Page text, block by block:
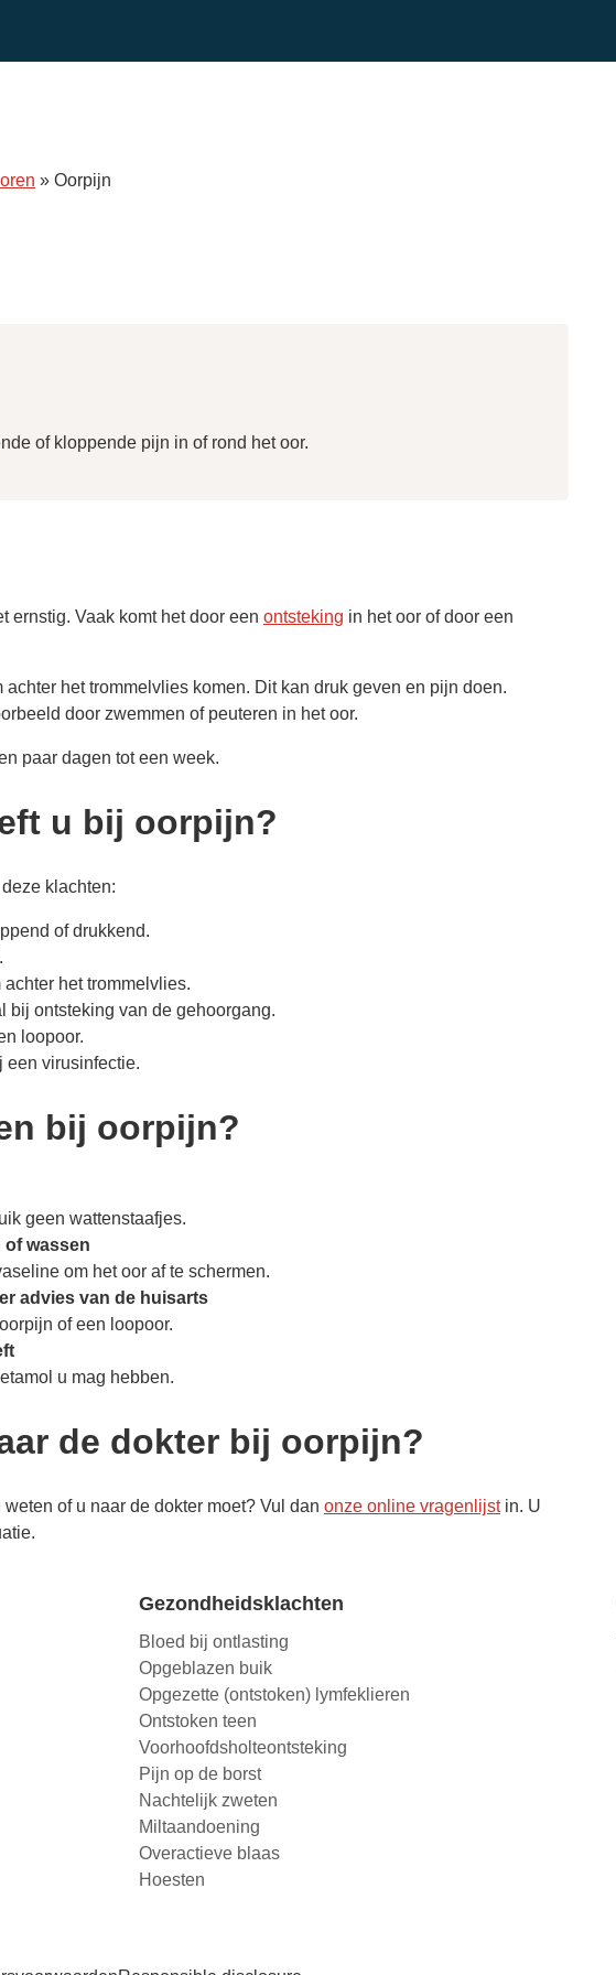
» Oorpijn
of kloppende pijn in of rond het oor.
ernstig. Vaak komt het door een ontsteking in het oor of door een
achter het trommelvlies komen. Dit kan druk geven en pijn doen.
door zwemmen of peuteren in het oor.
paar dagen tot een week.
u bij oorpijn?
klachten:
of drukkend.
het trommelvlies.
bij ontsteking van de gehoorgang.
loopoor.
een virusinfectie.
bij oorpijn?
geen wattenstaafjes.
wassen
om het oor af te schermen.
advies van de huisarts
of een loopoor.
u mag hebben.
de dokter bij oorpijn?
of u naar de dokter moet? Vul dan onze online vragenlijstin. U
Gezondheidsklachten
Bloed bij ontlasting
Opgeblazen buik
Opgezette (ontstoken) lymfeklieren
Ontstoken teen
Voorhoofdsholteontsteking
Pijn op de borst
Nachtelijk zweten
Miltaandoening
Overactieve blaas
Hoesten